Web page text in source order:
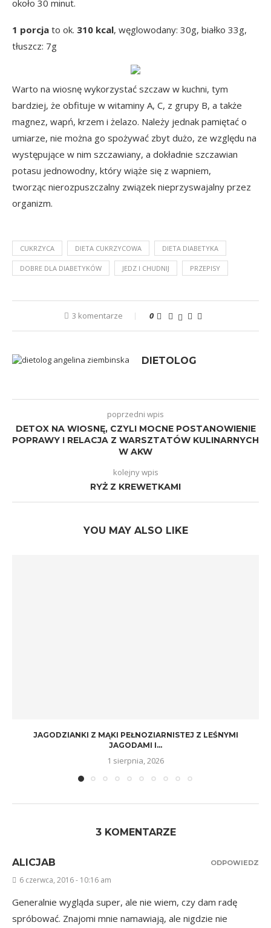
około 30 minut.
1 porcja to ok. 310 kcal, węglowodany: 30g, białko 33g,
tłuszcz: 7g
Warto na wiosnę wykorzystać szczaw w kuchni, tym
bardziej, że obfituje w witaminy A, C, z grupy B, a także
magnez, wapń, krzem i żelazo. Należy jednak pamiętać o
umiarze, nie można go spożywać zbyt dużo, ze względu na
występujące w nim szczawiany, a dokładnie szczawian
potasu jednowodny, który wiąże się z wapniem,
tworząc nierozpuszczalny związek nieprzyswajalny przez
organizm.
CUKRZYCA DIETA CUKRZYCOWA DIETA DIABETYKA
DOBRE DLA DIABETYKÓW JEDZ I CHUDNIJ PRZEPISY
3 komentarze 0
DIETOLOG
poprzedni wpis
DETOX NA WIOSNĘ, CZYLI MOCNE POSTANOWIENIE
POPRAWY I RELACJA Z WARSZTATÓW KULINARNYCH
W AKW
kolejny wpis
RYŻ Z KREWETKAMI
YOU MAY ALSO LIKE
JAGODZIANKI Z MĄKI PEŁNOZIARNISTEJ Z LEŚNYMI
JAGODAMI I...
1 sierpnia, 2026
3 KOMENTARZE
ALICJAB
6 czerwca, 2016 - 10:16 am
Generalnie wygląda super, ale nie wiem, czy dam radę
spróbować. Znajomi mnie namawiają, ale nigdzie nie
ODPOWIEDZ